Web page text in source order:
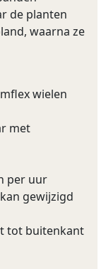
de planten
waarna ze
wielen
met
per uur
gewijzigd
tot buitenkant